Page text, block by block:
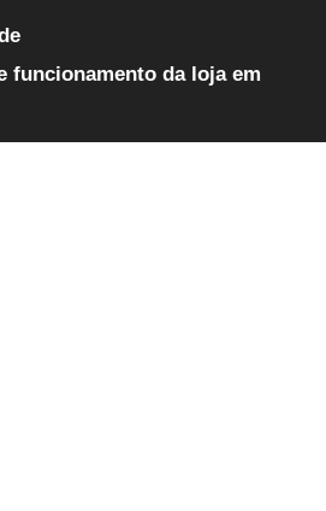
funcionamento da loja em